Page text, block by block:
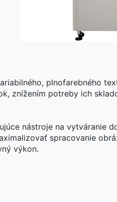
plnofarebného
znížením potreby ich
nástroje na vytváranie
spracovanie
výkon.